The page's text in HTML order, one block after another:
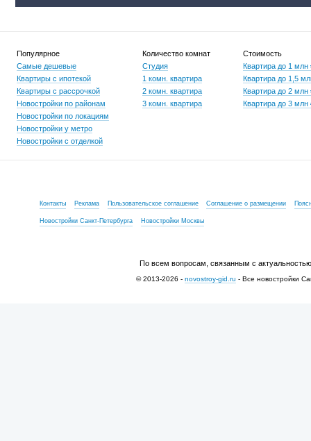
Популярное
Самые дешевые
Квартиры с ипотекой
Квартиры с рассрочкой
Новостройки по районам
Новостройки по локациям
Новостройки у метро
Новостройки с отделкой
Количество комнат
Студия
1 комн. квартира
2 комн. квартира
3 комн. квартира
Стоимость
Квартира до 1 млн
Квартира до 1,5
Квартира до 2 млн
Квартира до 3 млн
Контакты Реклама Пользовательское соглашение Соглашение о размещении
Новостройки Санкт-Петербурга Новостройки Москвы
По всем вопросам, связанным с
© 2013-2026 - novostroy-gid.ru - Все новостройки